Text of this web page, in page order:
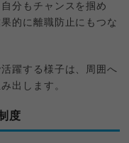
分もチャンスを掴め
的に離職防止にもつな
躍する様子は、周囲へ
出します。
度